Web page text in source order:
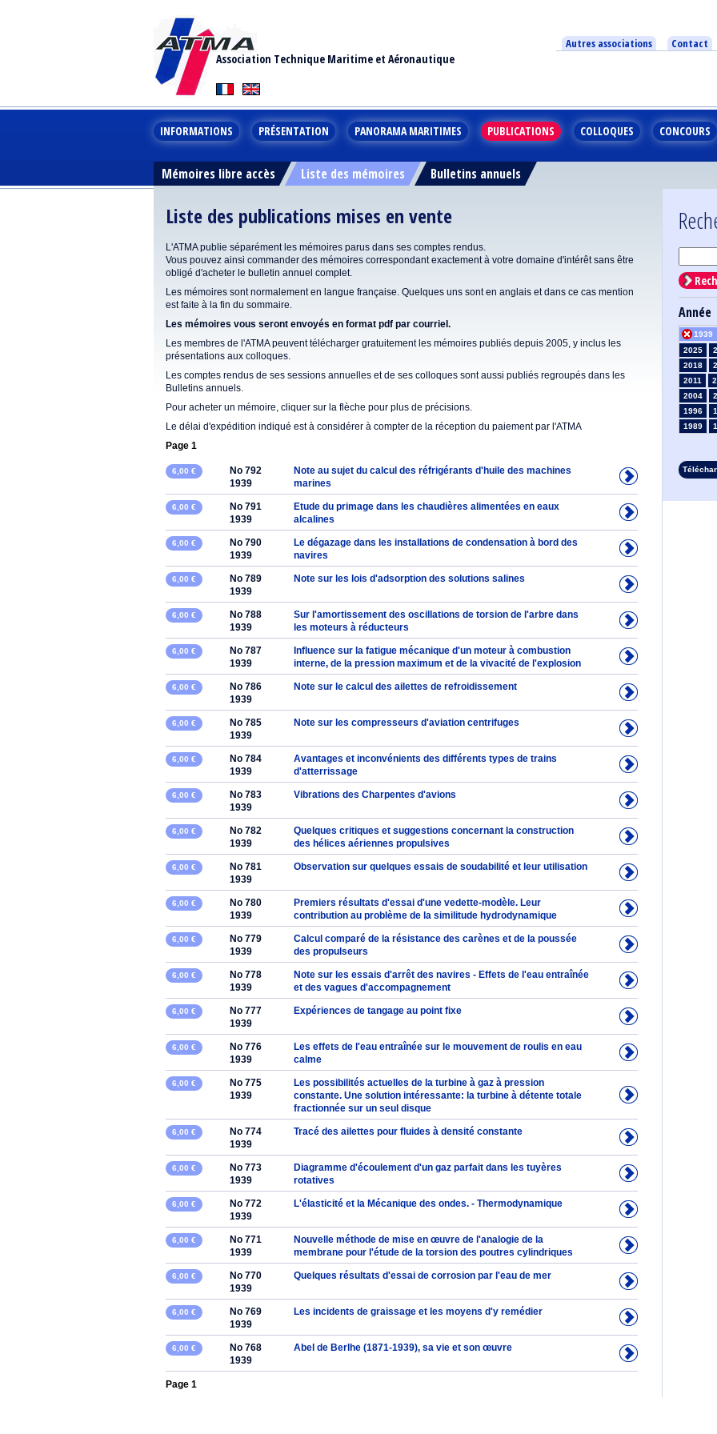
Association Technique Maritime et Aéronautique
Autres associations Contact
INFORMATIONS PRÉSENTATION PANORAMA MARITIMES PUBLICATIONS COLLOQUES CONCOURS
Mémoires libre accès Liste des mémoires Bulletins annuels
Liste des publications mises en vente
L'ATMA publie séparément les mémoires parus dans ses comptes rendus.
Vous pouvez ainsi commander des mémoires correspondant exactement à votre domaine d'intérêt sans être
obligé d'acheter le bulletin annuel complet.
Les mémoires sont normalement en langue française. Quelques uns sont en anglais et dans ce cas mention
est faite à la fin du sommaire.
Les mémoires vous seront envoyés en format pdf par courriel.
Les membres de l'ATMA peuvent télécharger gratuitement les mémoires publiés depuis 2005, y inclus les
présentations aux colloques.
Les comptes rendus de ses sessions annuelles et de ses colloques sont aussi publiés regroupés dans les
Bulletins annuels.
Pour acheter un mémoire, cliquer sur la flèche pour plus de précisions.
Le délai d'expédition indiqué est à considérer à compter de la réception du paiement par l'ATMA
Page 1
6,00 €
No 792
1939
Note au sujet du calcul des réfrigérants d'huile des machines
marines
6,00 €
No 791
1939
Etude du primage dans les chaudières alimentées en eaux
alcalines
6,00 €
No 790
1939
Le dégazage dans les installations de condensation à bord des
navires
6,00 €
No 789
1939
Note sur les lois d'adsorption des solutions salines
6,00 €
No 788
1939
Sur l'amortissement des oscillations de torsion de l'arbre dans
les moteurs à réducteurs
6,00 €
No 787
1939
Influence sur la fatigue mécanique d'un moteur à combustion
interne, de la pression maximum et de la vivacité de l'explosion
6,00 €
No 786
1939
Note sur le calcul des ailettes de refroidissement
6,00 €
No 785
1939
Note sur les compresseurs d'aviation centrifuges
6,00 €
No 784
1939
Avantages et inconvénients des différents types de trains
d'atterrissage
6,00 €
No 783
1939
Vibrations des Charpentes d'avions
6,00 €
No 782
1939
Quelques critiques et suggestions concernant la construction
des hélices aériennes propulsives
6,00 €
No 781
1939
Observation sur quelques essais de soudabilité et leur utilisation
6,00 €
No 780
1939
Premiers résultats d'essai d'une vedette-modèle. Leur
contribution au problème de la similitude hydrodynamique
6,00 €
No 779
1939
Calcul comparé de la résistance des carènes et de la poussée
des propulseurs
6,00 €
No 778
1939
Note sur les essais d'arrêt des navires - Effets de l'eau entraînée
et des vagues d'accompagnement
6,00 €
No 777
1939
Expériences de tangage au point fixe
6,00 €
No 776
1939
Les effets de l'eau entraînée sur le mouvement de roulis en eau
calme
6,00 €
No 775
1939
Les possibilités actuelles de la turbine à gaz à pression
constante. Une solution intéressante: la turbine à détente totale
fractionnée sur un seul disque
6,00 €
No 774
1939
Tracé des ailettes pour fluides à densité constante
6,00 €
No 773
1939
Diagramme d'écoulement d'un gaz parfait dans les tuyères
rotatives
6,00 €
No 772
1939
L'élasticité et la Mécanique des ondes. - Thermodynamique
6,00 €
No 771
1939
Nouvelle méthode de mise en œuvre de l'analogie de la
membrane pour l'étude de la torsion des poutres cylindriques
6,00 €
No 770
1939
Quelques résultats d'essai de corrosion par l'eau de mer
6,00 €
No 769
1939
Les incidents de graissage et les moyens d'y remédier
6,00 €
No 768
1939
Abel de Berlhe (1871-1939), sa vie et son œuvre
Page 1
Année
2025
2018
2011
2004
1996
1989
1968
1954
1939